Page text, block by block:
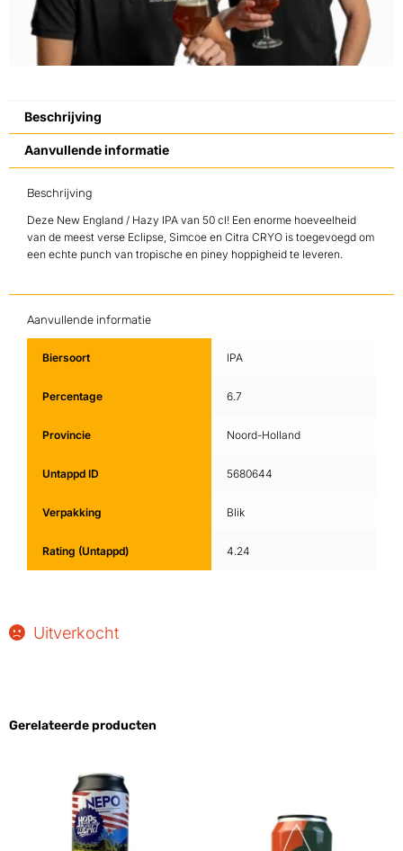
Beschrijving
Aanvullende informatie
Beschrijving
Deze New England / Hazy IPA van 50 cl! Een enorme hoeveelheid
van de meest verse Eclipse, Simcoe en Citra CRYO is toegevoegd om
een echte punch van tropische en piney hoppigheid te leveren.
Aanvullende informatie
Biersoort IPA
Percentage 6.7
Provincie Noord-Holland
Untappd ID 5680644
Verpakking Blik
Rating (Untappd) 4.24
Uitverkocht
Gerelateerde producten